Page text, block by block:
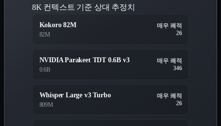
8K 컨텍스트 기준 상대 추정치
Kokoro 82M
82M
매우 쾌적
26
NVIDIA Parakeet TDT 0.6B v3
0.6B
매우 쾌적
346
Whisper Large v3 Turbo
809M
매우 쾌적
26